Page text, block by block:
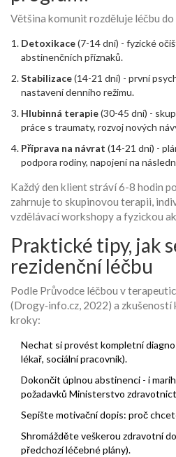
Většina komunit rozděluje léčbu
Detoxikace(7-14 dní) - fyzické
abstinenčních příznaků.
Stabilizace(14-21 dní) - první
nastavení denního režimu.
Hlubinná terapie(30-45 dní) -
práce s traumaty, rozvoj nových
Příprava na návrat (14-21 dní) -
podpora rodiny, napojení na
Každý den klient stráví 6-8 hodin
zahrnuje to skupinovou terapii,
vzdělávací workshopy a fyzickou
Praktické tipy, jak
rezidenční léčbu
Podle Průvodce léčbou v
(Drogy‑info.cz, 2022) a
kroky:
Nechat si provést kompletní
lékař, sociální pracovník).
Dokončit úplnou abstinenci - i
požadavků Ministerstvo
Sepište motivační dopis: proč
Shromážděte veškerou zdravotní
předchozí léčebné plány).